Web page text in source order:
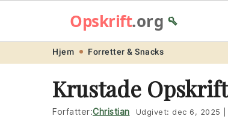
navigation
content
Opskrift.org🥄
Hjem Forretter & Snacks
Krustade Opskrift
Forfatter:Christian Udgivet: dec 6, 2025